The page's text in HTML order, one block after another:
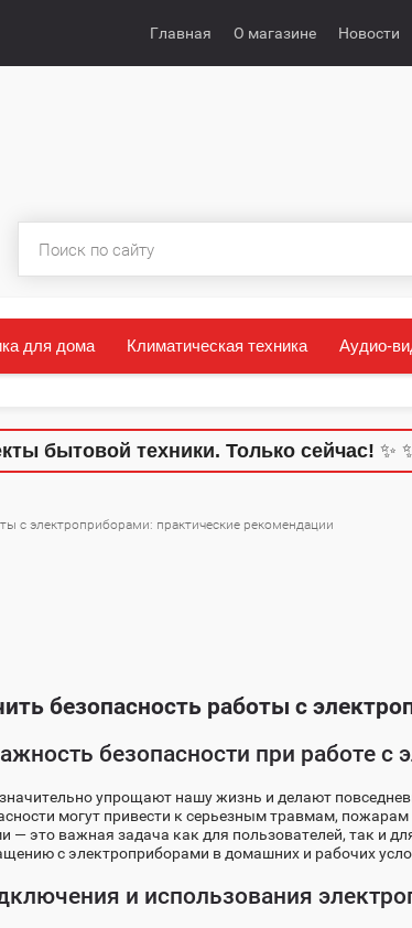
Главная О магазине Новости
для дома Климатическая техника Аудио-
техники. Только сейчас!✨ ✨
с электроприборами: практические рекомендации
безопасность работы с
безопасности при работе с
упрощают нашу жизнь и делают
могут привести к серьезным травмам,
— это важная задача как для пользователей, так и
с электроприборами в домашних и рабочих
и использования